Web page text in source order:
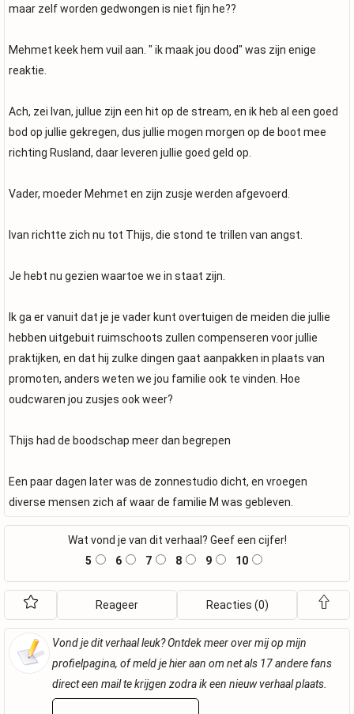
maar zelf worden gedwongen is niet fijn he??
Mehmet keek hem vuil aan. " ik maak jou dood" was zijn enige
reaktie.
Ach, zei Ivan, jullue zijn een hit op de stream, en ik heb al een goed
bod op jullie gekregen, dus jullie mogen morgen op de boot mee
richting Rusland, daar leveren jullie goed geld op.
Vader, moeder Mehmet en zijn zusje werden afgevoerd.
Ivan richtte zich nu tot Thijs, die stond te trillen van angst.
Je hebt nu gezien waartoe we in staat zijn.
Ik ga er vanuit dat je je vader kunt overtuigen de meiden die jullie
hebben uitgebuit ruimschoots zullen compenseren voor jullie
praktijken, en dat hij zulke dingen gaat aanpakken in plaats van
promoten, anders weten we jou familie ook te vinden. Hoe
oudcwaren jou zusjes ook weer?
Thijs had de boodschap meer dan begrepen
Een paar dagen later was de zonnestudio dicht, en vroegen
diverse mensen zich af waar de familie M was gebleven.
Wat vond je van dit verhaal? Geef een cijfer!
5
6 7 8 9 10
Reageer Reacties (0)
Vond je dit verhaal leuk? Ontdek meer over mij op mijn
profielpagina, of meld je hier aan om net als 17 andere fans
direct een mail te krijgen zodra ik een nieuw verhaal plaats.